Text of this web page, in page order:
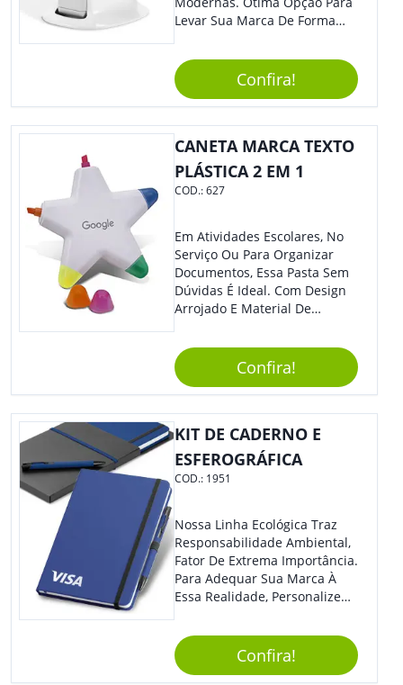
Levar Sua Marca De Forma
Sua Empresa Em Eventos,
Reuniões Corporativas Ou Até
Mesmo Para Presentear
Colaboradores E Parceiros De
Sua Empresa.
Confira!
CANETA MARCA TEXTO
PLÁSTICA 2 EM 1
COD.:627
Em Atividades Escolares, No
Serviço Ou Para Organizar
Documentos, Essa Pasta Sem
Dúvidas É Ideal. Com Design
Arrojado E Material De
Prático E Agradará Todos Os
Seus Clientes. Leve Sua Marca
À Eventos E Feiras
Corporativas Em Um Item
Moderno E Util.
Confira!
KIT DE CADERNO E
ESFEROGRÁFICA
COD.: 1951
Nossa Linha Ecológica Traz
Responsabilidade Ambiental,
Fator De Extrema Importância.
Para Adequar Sua Marca À
Essa Realidade, Personalize
Anotações Com Post-It E
Caneta. Elaborado A Partir De
Material Reciclado, O Brinde
Confira!